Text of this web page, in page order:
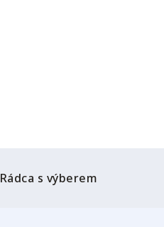
Rádca s výberem